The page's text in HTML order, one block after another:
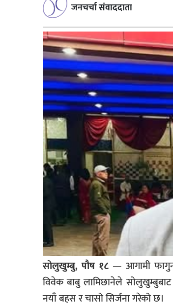
जनचर्चा संवाददाता
सोलुखुम्बु, पौष १८— आगामी फागुन
विवेक बाबु लामिछानेले
नयाँ बहस र चासो सिर्जना गरेको छ।